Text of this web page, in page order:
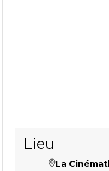
Lieu
La